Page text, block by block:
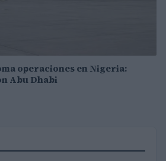
operaciones en Nigeria:
Abu Dhabi